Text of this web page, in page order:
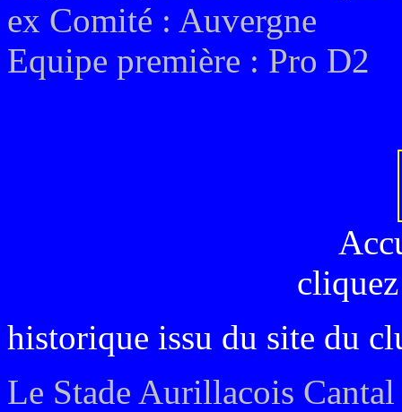
ex Comité : Auvergne
Equipe première : Pro D2
historique issu du site du
Le Stade Aurillacois